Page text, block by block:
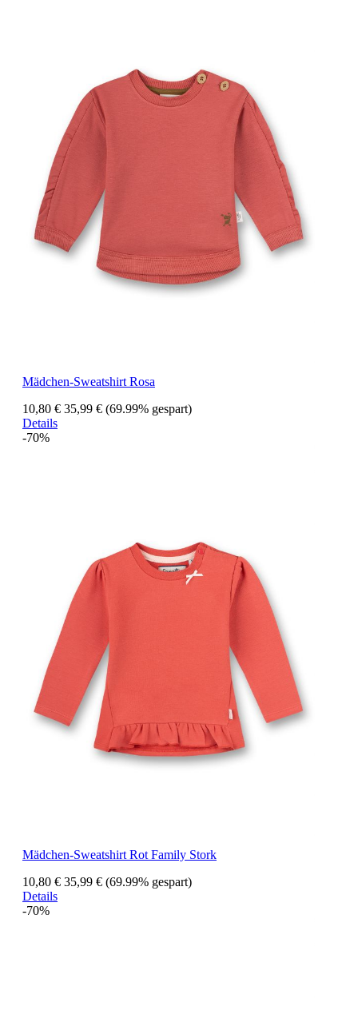
Mädchen-Sweatshirt Rosa
10,80 € 35,99 € (69.99% gespart)
Details
-70%
Mädchen-Sweatshirt Rot Family Stork
10,80 € 35,99 € (69.99% gespart)
Details
-70%